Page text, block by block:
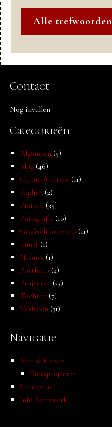
Alle trefwoorden
Contact
Nog invullen
Categorieën
Algemeen (5)
Blog (46)
Cultuur/Culture (11)
English (2)
Fietsen (35)
Fotografie (10)
Grafisch ontwerp (11)
Kunst (1)
Nieuws (1)
Portfolio (4)
Projecten (23)
Tochten (7)
Verhalen (31)
Navigatie
Bart & fietsen
Fietsprojecten
Straatstaal
Info Bartswerk